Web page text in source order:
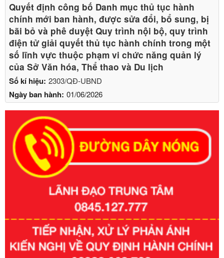
Số kí hiệu: 2303/QĐ-UBND
Ngày ban hành: 01/06/2026
Quyết định công bố Danh mục thủ tục hành
chính mới ban hành, được sửa đổi, bổ sung, bị
bãi bỏ và phê duyệt Quy trình nội bộ, quy trình
điện tử giải quyết thủ tục hành chính trong một
số lĩnh vực thuộc phạm vi chức năng quản lý
của Sở Văn hóa, Thể thao và Du lịch